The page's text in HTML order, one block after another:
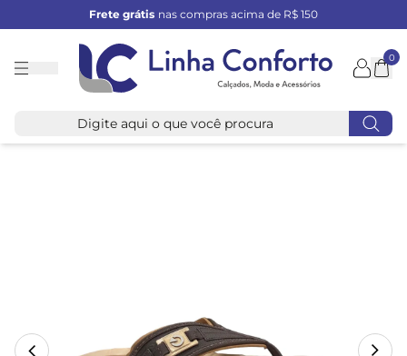
Frete grátis nas compras acima de R$ 150
Linha
0